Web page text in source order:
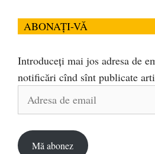
ABONAȚI-VĂ
Introduceți mai jos adresa de
notificări cînd sînt publicate
Adresa
Mă abonez